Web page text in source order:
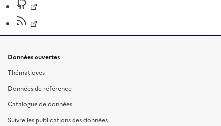
Données ouvertes
Thématiques
Données de référence
Catalogue de données
Suivre les publications des données